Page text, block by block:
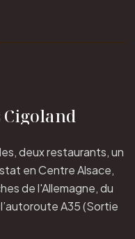
deux restaurants, un
en Centre Alsace,
de l'Allemagne, du
A35 (Sortie